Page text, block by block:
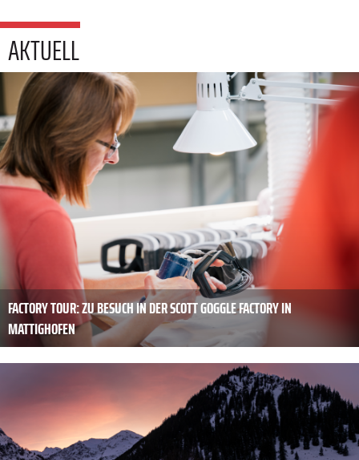
AKTUELL
FACTORY TOUR: ZU BESUCH IN DER SCOTT GOGGLE FACTORY IN
MATTIGHOFEN